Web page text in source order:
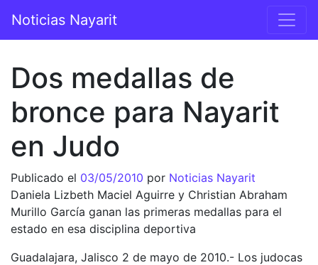
Navegación principal
Noticias Nayarit
Dos medallas de
bronce para Nayarit
en Judo
Publicado el 03/05/2010 por Noticias Nayarit
Daniela Lizbeth Maciel Aguirre y Christian Abraham
Murillo García ganan las primeras medallas para el
estado en esa disciplina deportiva
Guadalajara, Jalisco 2 de mayo de 2010.- Los judocas